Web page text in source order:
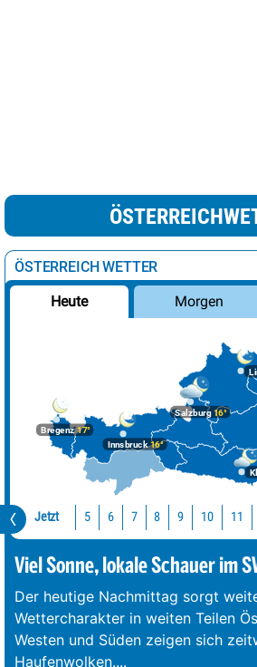
ÖSTERREICH WETTER
Heute Morgen
Bregenz17°
Innsbruck16°
Salzburg16°
Jetzt 5 6 7 8 9 10 11
Viel Sonne, lokale Schauer im
Der heutige Nachmittag sorgt
Wettercharakter in weiten Teilen
Westen und Süden zeigen sich
Haufenwolken....